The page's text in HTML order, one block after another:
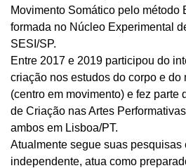
Movimento Somático pelo método
formada no Núcleo Experimental
SESI/SP.
Entre 2017 e 2019 participou do
criação nos estudos do corpo e do
(centro em movimento) e fez parte
de Criação nas Artes
ambos em Lisboa/PT.
Atualmente segue suas pesquisas
independente, atua como